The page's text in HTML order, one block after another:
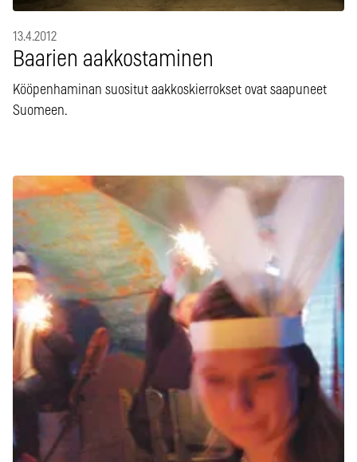
13.4.2012
Baarien aakkostaminen
Kööpenhaminan suositut aakkoskierrokset ovat saapuneet
Suomeen.